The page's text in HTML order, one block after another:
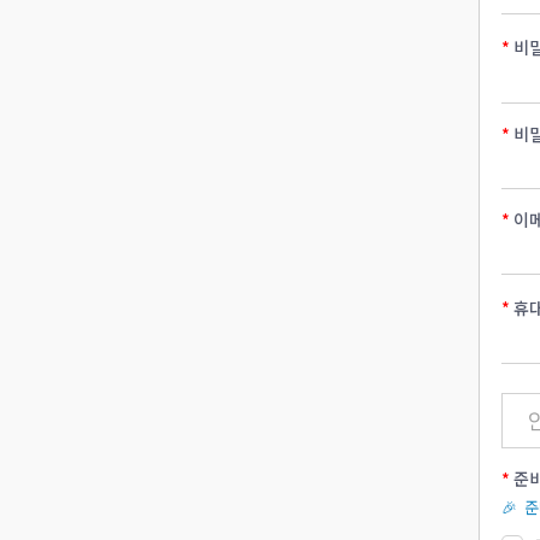
비
비
이
휴
준
🎉 준